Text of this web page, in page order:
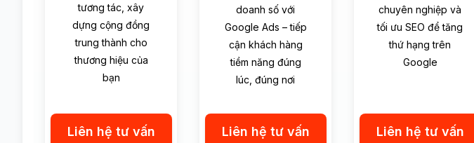
tương tác, xây
dựng cộng đồng
trung thành cho
thương hiệu của
bạn
Liên hệ tư vấn
doanh số với
Google Ads – tiếp
cận khách hàng
tiềm năng đúng
lúc, đúng nơi
Liên hệ tư vấn
chuyên nghiệp và
tối ưu SEO để tăng
thứ hạng trên
Google
Liên hệ tư vấn